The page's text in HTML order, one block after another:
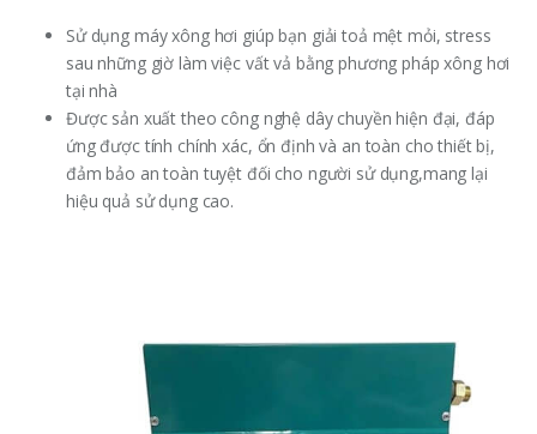
Sử dụng máy xông hơi giúp bạn giải toả mệt mỏi, stress
sau những giờ làm việc vất vả bằng phương pháp xông hơi
tại nhà
Được sản xuất theo công nghệ dây chuyền hiện đại, đáp
ứng được tính chính xác, ổn định và an toàn cho thiết bị,
đảm bảo an toàn tuyệt đối cho người sử dụng,mang lại
hiệu quả sử dụng cao.